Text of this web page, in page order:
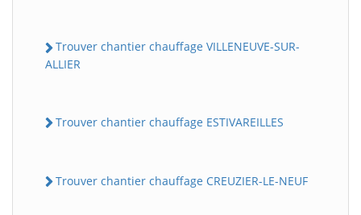
Trouver chantier chauffage VILLENEUVE-SUR-
ALLIER
Trouver chantier chauffage ESTIVAREILLES
Trouver chantier chauffage CREUZIER-LE-NEUF